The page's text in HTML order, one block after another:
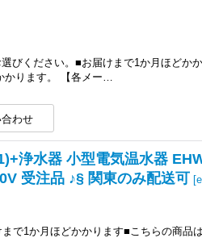
びください。■お届けまで1か月ほどか
かります。 【各メー…
浄水器 小型電気温水器
受注品 ♪§ 関東のみ配送可 [
で1か月ほどかかります■こちらの商品